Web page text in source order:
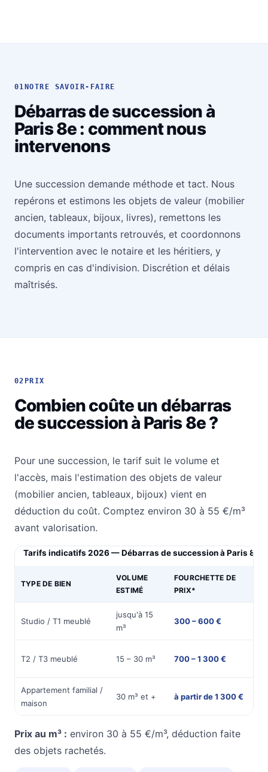
01 NOTRE SAVOIR-FAIRE
Débarras de succession à
Paris 8e : comment nous
intervenons
Une succession demande méthode et tact. Nous
repérons et estimons les objets de valeur (mobilier
ancien, tableaux, bijoux, livres), remettons les
documents importants retrouvés, et coordonnons
l'intervention avec le notaire et les héritiers, y
compris en cas d'indivision. Discrétion et délais
maîtrisés.
02 PRIX
Combien coûte un débarras
de succession à Paris 8e ?
Pour une succession, le tarif suit le volume et
l'accès, mais l'estimation des objets de valeur
(mobilier ancien, tableaux, bijoux) vient en
déduction du coût. Comptez environ 30 à 55 €/m³
avant valorisation.
Tarifs indicatifs 2026 — Débarras de succession à Paris 8e
TYPE DE BIEN
VOLUME
ESTIMÉ
FOURCHETTE DE
PRIX*
Studio / T1 meublé
jusqu'à 15
m³
300 – 600 €
T2 / T3 meublé 15 – 30 m³ 700 – 1 300 €
Appartement familial /
maison
30 m³ et + à partir de 1 300 €
Prix au m³ : environ 30 à 55 €/m³, déduction faite
des objets rachetés.